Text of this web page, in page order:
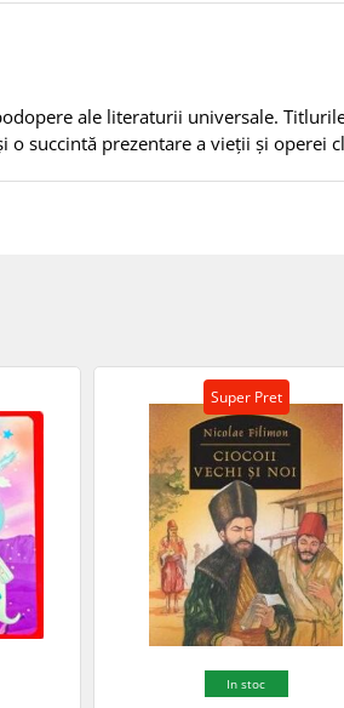
ale literaturii universale.
succintă prezentare a vieții și operei
Super Pret
In stoc